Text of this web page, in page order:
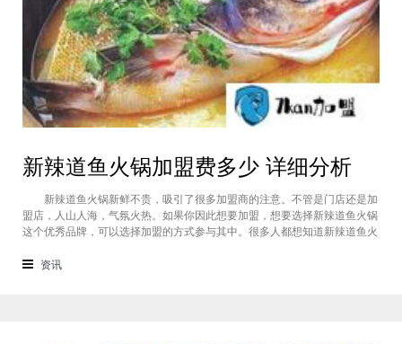
新辣道鱼火锅加盟费多少 详细分析
新辣道鱼火锅新鲜不贵，吸引了很多加盟商的注意。不管是门店还是加
盟店，人山人海，气氛火热。如果你因此想要加盟，想要选择新辣道鱼火锅
这个优秀品牌，可以选择加盟的方式参与其中。很多人都想知道新辣道鱼火
辣道鱼火锅加盟费用： 店面标准 店中店 门面店
资讯